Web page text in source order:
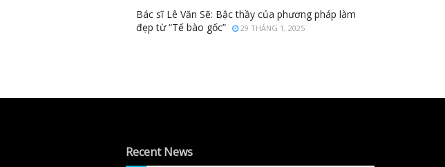
Bác sĩ Lê Văn Sẽ: Bậc thầy của phương pháp làm
đẹp từ “Tế bào gốc”
29 THÁNG 1, 2025
Recent News